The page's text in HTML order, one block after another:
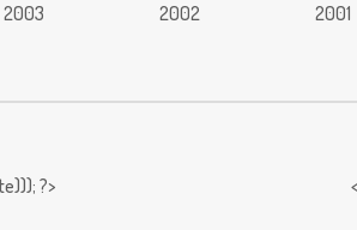
2003 2002 2001
?>